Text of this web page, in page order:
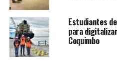
Estudiantes
para
Coquimbo